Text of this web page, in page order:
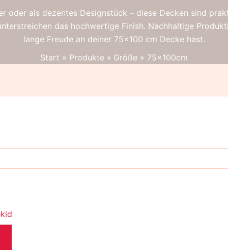
oder als dezentes Designstück – diese Decken sind
das hochwertige Finish. Nachhaltige
lange Freude an deiner 75×100 cm Decke hast.
Start
Produkte Größe 75x100cm